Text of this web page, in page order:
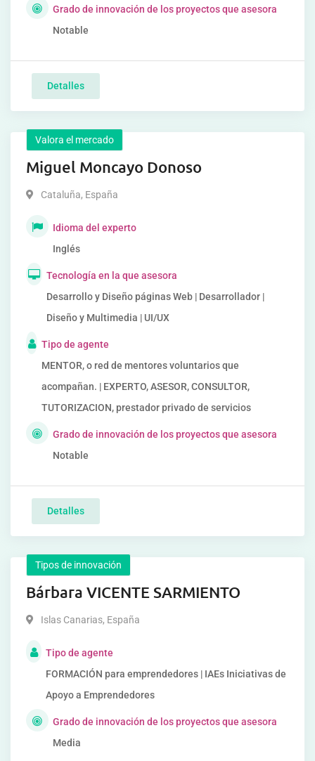
Grado de innovación de los proyectos que asesora
Notable
Detalles
Valora el mercado
Miguel Moncayo Donoso
Cataluña, España
Idioma del experto
Inglés
Tecnología en la que asesora
Desarrollo y Diseño páginas Web | Desarrollador |
Diseño y Multimedia | UI/UX
Tipo de agente
MENTOR, o red de mentores voluntarios que
acompañan. | EXPERTO, ASESOR, CONSULTOR,
TUTORIZACION, prestador privado de servicios
Grado de innovación de los proyectos que asesora
Notable
Detalles
Tipos de innovación
Bárbara VICENTE SARMIENTO
Islas Canarias, España
Tipo de agente
FORMACIÓN para emprendedores | IAEs Iniciativas de
Apoyo a Emprendedores
Grado de innovación de los proyectos que asesora
Media